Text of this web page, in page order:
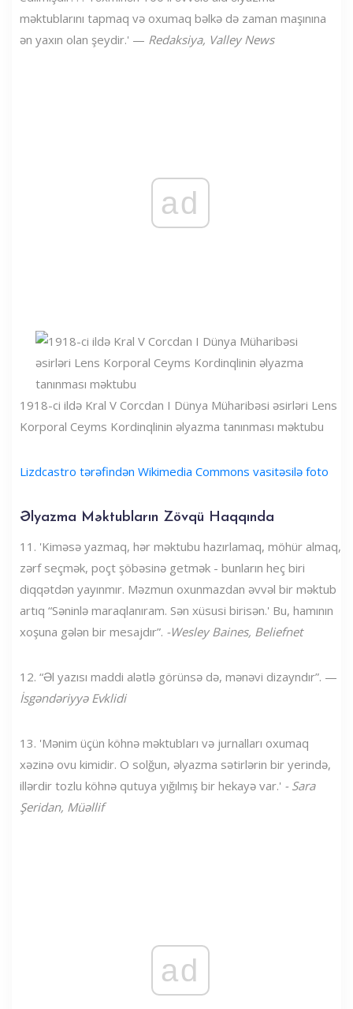
məktublarını tapmaq və oxumaq bəlkə də zaman maşınına
ən yaxın olan şeydir.' — Redaksiya, Valley News
ad
1918-ci ildə Kral V Corcdan I Dünya Müharibəsi əsirləri Lens
Korporal Ceyms Kordinqlinin əlyazma tanınması məktubu
Lizdcastro tərəfindən Wikimedia Commons vasitəsilə foto
Əlyazma Məktubların Zövqü Haqqında
11. 'Kiməsə yazmaq, hər məktubu hazırlamaq, möhür almaq,
zərf seçmək, poçt şöbəsinə getmək - bunların heç biri
diqqətdən yayınmır. Məzmun oxunmazdan əvvəl bir məktub
artıq “Səninlə maraqlanıram. Sən xüsusi birisən.' Bu, hamının
xoşuna gələn bir mesajdır”. -Wesley Baines, Beliefnet
12. “Əl yazısı maddi alətlə görünsə də, mənəvi dizayndır”. —
İsgəndəriyyə Evklidi
13. 'Mənim üçün köhnə məktubları və jurnalları oxumaq
xəzinə ovu kimidir. O solğun, əlyazma sətirlərin bir yerində,
illərdir tozlu köhnə qutuya yığılmış bir hekayə var.' - Sara
Şeridan, Müəllif
ad